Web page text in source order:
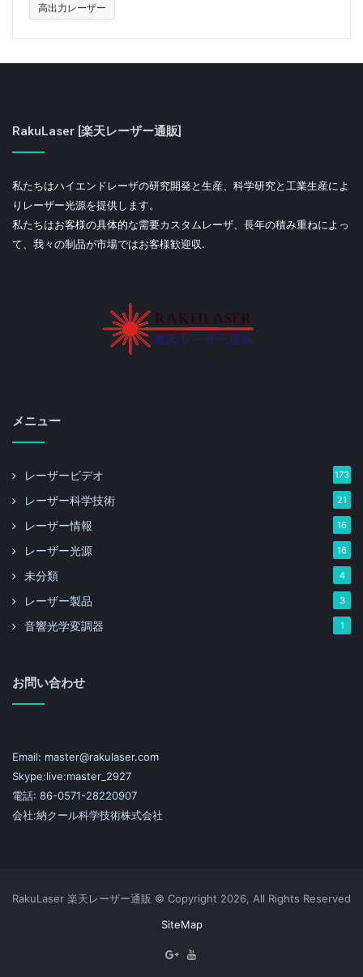
高出力レーザー
RakuLaser [楽天レーザー通販]
私たちはハイエンドレーザの研究開発と生産、科学研究と工業生産によ
りレーザー光源を提供します。
私たちはお客様の具体的な需要カスタムレーザ、長年の積み重ねによっ
て、我々の制品が市場ではお客様歓迎収.
メニュー
レーザービデオ 173
レーザー科学技術 21
レーザー情報 16
レーザー光源 16
未分類 4
レーザー製品 3
音響光学変調器 1
お問い合わせ
Email: master@rakulaser.com
Skype:live:master_2927
電話: 86-0571-28220907
会社:納クール科学技術株式会社
RakuLaser 楽天レーザー通販 © Copyright 2026, All Rights Reserved
SiteMap